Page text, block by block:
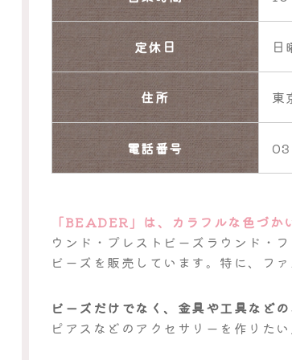
定休日 日
住所 東
電話番号
「BEADER」は、カラフルな色づか
ウンド・プレストビーズラウンド・
ビーズを販売しています。特に、フ
ビーズだけでなく、金具や工具など
ピアスなどのアクセサリーを作りた